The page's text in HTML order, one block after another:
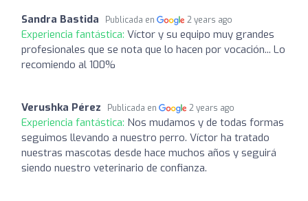
Sandra Bastida Publicada en 2 years ago
Experiencia fantástica: Víctor y su equipo muy grandes
profesionales que se nota que lo hacen por vocación... Lo
recomiendo al 100%
Verushka Pérez Publicada en 2 years ago
Experiencia fantástica: Nos mudamos y de todas formas
seguimos llevando a nuestro perro. Víctor ha tratado
nuestras mascotas desde hace muchos años y seguirá
siendo nuestro veterinario de confianza.